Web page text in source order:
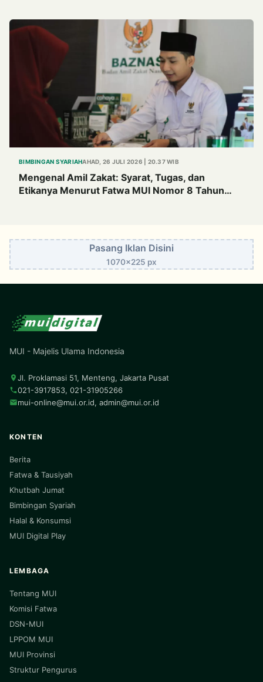
BIMBINGAN SYARIAHAHAD, 26 JULI 2026 | 20.37 WIB
Mengenal Amil Zakat: Syarat, Tugas, dan
Etikanya Menurut Fatwa MUI Nomor 8 Tahun
Pasang Iklan Disini
1070x225 px
MUI - Majelis Ulama Indonesia
Jl. Proklamasi 51, Menteng, Jakarta Pusat
021-3917853, 021-31905266
mui-online@mui.or.id, admin@mui.or.id
KONTEN
Berita
Fatwa & Tausiyah
Khutbah Jumat
Bimbingan Syariah
Halal & Konsumsi
MUI Digital Play
LEMBAGA
Tentang MUI
Komisi Fatwa
DSN-MUI
LPPOM MUI
MUI Provinsi
Struktur Pengurus